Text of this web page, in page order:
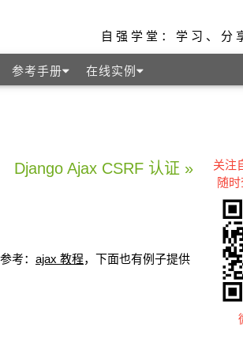
自强学堂：学习、分
参考手册 在线实例
Django Ajax CSRF 认证 »
考： ajax 教程，下面也有例子提供
关注
随